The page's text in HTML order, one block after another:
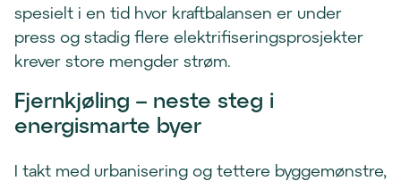
spesielt i en tid hvor kraftbalansen er under
press og stadig flere elektrifiseringsprosjekter
krever store mengder strøm.
Fjernkjøling – neste steg i
energismarte byer
I takt med urbanisering og tettere byggemønstre,